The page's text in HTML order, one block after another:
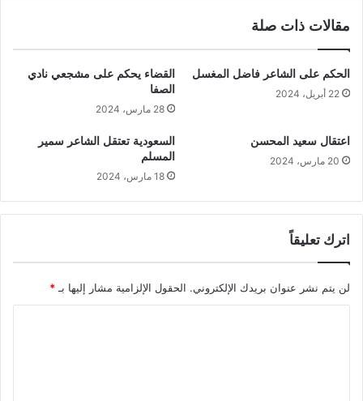
مقالات ذات صلة
الحكم على الشاعر فاضل المغسل
22 أبريل، 2024
القضاء يحكم على مشجعي نادي
الصفا
28 مارس، 2024
اعتقال سعيد المحسن
20 مارس، 2024
السعودية تعتقل الشاعر سمير
المسلم
18 مارس، 2024
اترك تعليقاً
لن يتم نشر عنوان بريدك الإلكتروني. الحقول الإلزامية مشار إليها بـ*